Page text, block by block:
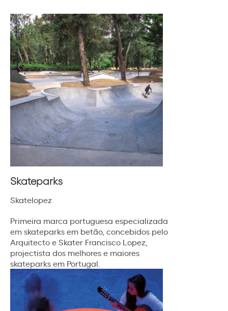
Skateparks
Skatelopez
Primeira marca portuguesa especializada
em skateparks em betão, concebidos pelo
Arquitecto e Skater Francisco Lopez,
projectista dos melhores e maiores
skateparks em Portugal.